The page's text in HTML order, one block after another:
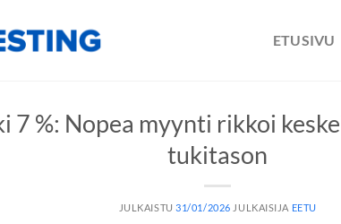
ETUSIVU
7 %: Nopea myynti rikkoi
tukitason
JULKAISTU31/01/2026 JULKAISIJA EETU